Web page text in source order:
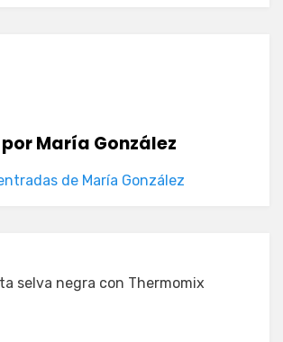
María González
de María González
selva negra con Thermomix